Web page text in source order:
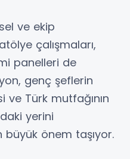
ve ekip
çalışmaları,
panelleri de
genç şeflerin
ve Türk mutfağının
yerini
büyük önem taşıyor.